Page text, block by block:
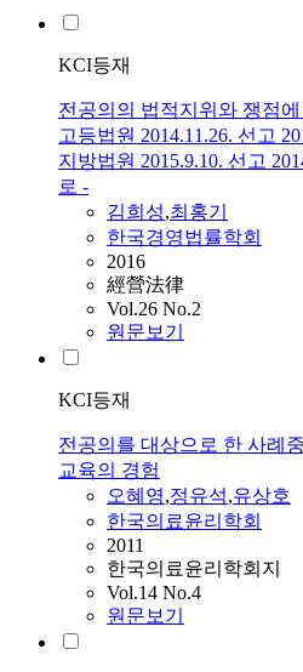
KCI등재
전공의의 법적지위와 쟁점
고등법원 2014.11.26. 선고
지방법원 2015.9.10. 선고
로 -
김희성,최홍기
한국경영법률학회
2016
經營法律
Vol.26 No.2
원문보기
KCI등재
전공의를 대상으로 한 사례
교육의 경험
오혜영,정유석,유상호
한국의료윤리학회
2011
한국의료윤리학회지
Vol.14 No.4
원문보기